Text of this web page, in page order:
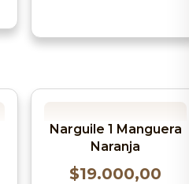
Narguile 1 Manguera
Naranja
$19.000,00